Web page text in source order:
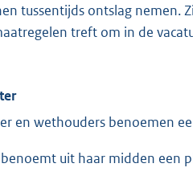
tussentijds ontslag nemen.
treft om in de
en wethouders benoemen
uit haar midden een